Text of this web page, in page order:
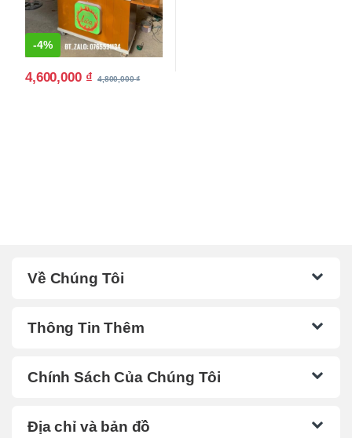
-4%
4,600,000 ₫ 4,800,000₫
Về Chúng Tôi
Thông Tin Thêm
Chính Sách Của Chúng Tôi
Địa chỉ và bản đồ